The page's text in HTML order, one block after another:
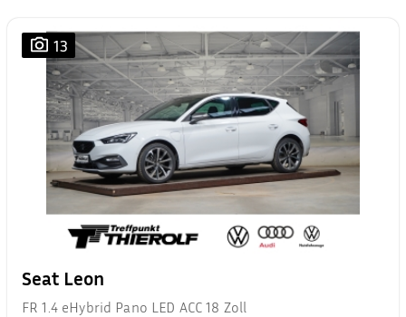
13
Seat Leon
FR 1.4 eHybrid Pano LED ACC 18 Zoll